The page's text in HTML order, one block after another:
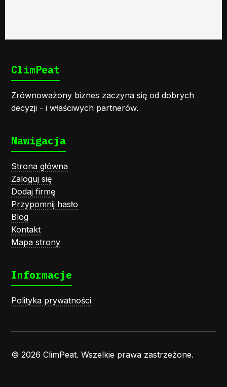
ClimPeat
Zrównoważony biznes zaczyna się od dobrych
decyzji - i właściwych partnerów.
Nawigacja
Strona główna
Zaloguj się
Dodaj firmę
Przypomnij hasło
Blog
Kontakt
Mapa strony
Informacje
Polityka prywatności
© 2026 ClimPeat. Wszelkie prawa zastrzeżone.